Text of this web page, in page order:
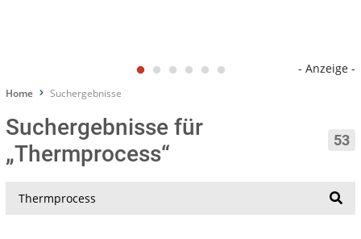
- Anzeige -
Home Suchergebnisse
Suchergebnisse für
„Thermprocess“
53